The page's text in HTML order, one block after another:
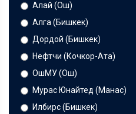
Алай (Ош)
Алга (Бишкек)
Дордой (Бишкек)
Нефтчи (Кочкор-Ата)
ОшМУ (Ош)
Мурас Юнайтед (Манас)
Илбирс (Бишкек)